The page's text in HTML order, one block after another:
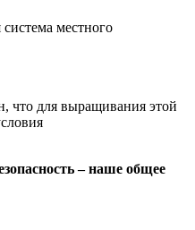
местного
что для выращивания этой
– наше общее